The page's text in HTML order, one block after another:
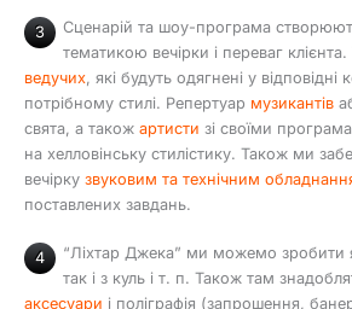
3
Сценарій та шоу-програма
тематикою вечірки і переваг
ведучих, які будуть одягнені у
потрібному стилі. Репертуар музикантів
свята, а також артисти зі своїми
на хелловінську стилістику. Також ми
вечірку звуковим та технічним
поставлених завдань.
4
“Ліхтар Джека” ми можемо зробити
так і з куль і т. п. Також там
аксесуари і поліграфія (запрошення,